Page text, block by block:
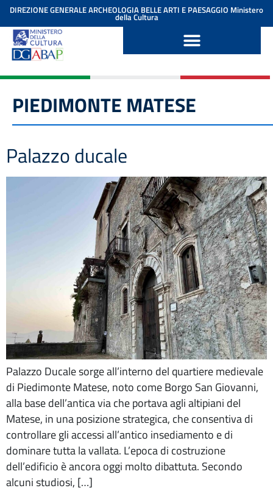
contenuto
DIREZIONE GENERALE ARCHEOLOGIA BELLE ARTI E PAESAGGIO Ministero
della Cultura
PIEDIMONTE MATESE
Palazzo ducale
Palazzo Ducale sorge all’interno del quartiere medievale
di Piedimonte Matese, noto come Borgo San Giovanni,
alla base dell’antica via che portava agli altipiani del
Matese, in una posizione strategica, che consentiva di
controllare gli accessi all’antico insediamento e di
dominare tutta la vallata. L’epoca di costruzione
dell’edificio è ancora oggi molto dibattuta. Secondo
alcuni studiosi, […]